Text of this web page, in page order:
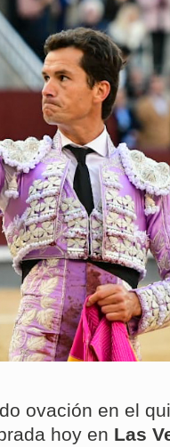
ovación en el
hoy en Las